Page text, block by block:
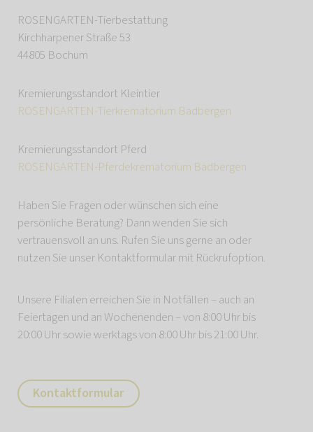
ROSENGARTEN-Tierbestattung
Kirchharpener Straße 53
44805 Bochum
Kremierungsstandort Kleintier
ROSENGARTEN-Tierkrematorium Badbergen
Kremierungsstandort Pferd
ROSENGARTEN-Pferdekrematorium Badbergen
Haben Sie Fragen oder wünschen sich eine
persönliche Beratung? Dann wenden Sie sich
vertrauensvoll an uns. Rufen Sie uns gerne an oder
nutzen Sie unser Kontaktformular mit Rückrufoption.
Unsere Filialen erreichen Sie in Notfällen – auch an
Feiertagen und an Wochenenden – von 8:00 Uhr bis
20:00 Uhr sowie werktags von 8:00 Uhr bis 21:00 Uhr.
Kontaktformular